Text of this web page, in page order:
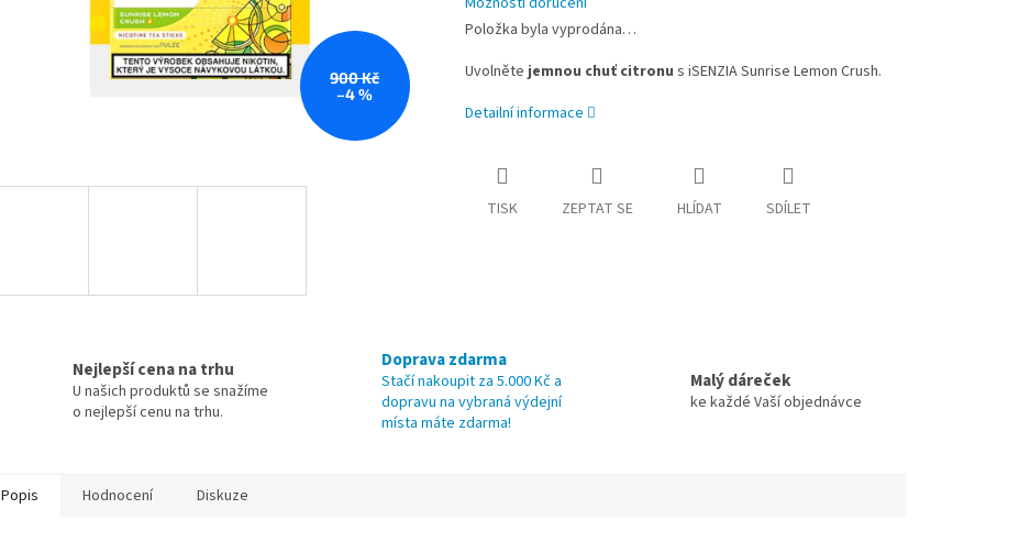
900 Kč
–4 %
Položka byla vyprodána…
Uvolnětejemnou chuť citronu s iSENZIA Sunrise Lemon Crush.
Detailní informace
TISK ZEPTAT SE HLÍDAT SDÍLET
Nejlepší cena na trhu
U našich produktů se snažíme
o nejlepší cenu na trhu.
Doprava zdarma
Stačí nakoupit za 5.000 Kč a
dopravu na vybraná výdejní
místa máte zdarma!
Malý dáreček
ke každé Vaší objednávce
Popis Hodnocení Diskuze